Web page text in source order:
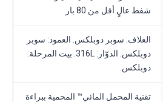
شفط عالٍ أقل من 80 بار
الغلاف: سوبر دوبلكس. العمود: سوبر
دوبلكس. الدوّار: 316L. بيت المرحلة:
دوبلكس.
تقنية المحمل المائي™ المحمية ببراءة